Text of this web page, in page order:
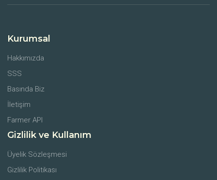
Kurumsal
Hakkımızda
SSS
Basında Biz
İletişim
Farmer API
Gizlilik ve Kullanım
Üyelik Sözleşmesi
Gizlilik Politikası